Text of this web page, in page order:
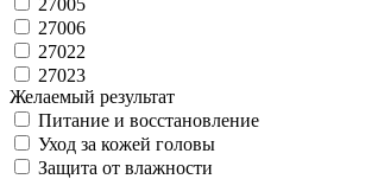
27005
27006
27022
27023
Желаемый результат
Питание и восстановление
Уход за кожей головы
Защита от влажности